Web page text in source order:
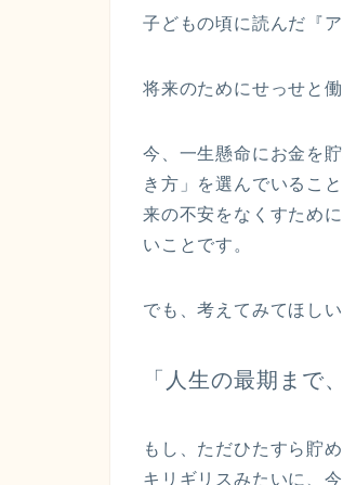
子どもの頃に読んだ『
将来のためにせっせと
今、一生懸命にお金を
き方」を選んでいるこ
来の不安をなくすため
いことです。
でも、考えてみてほしい
「人生の最期まで
もし、ただひたすら貯
キリギリスみたいに、